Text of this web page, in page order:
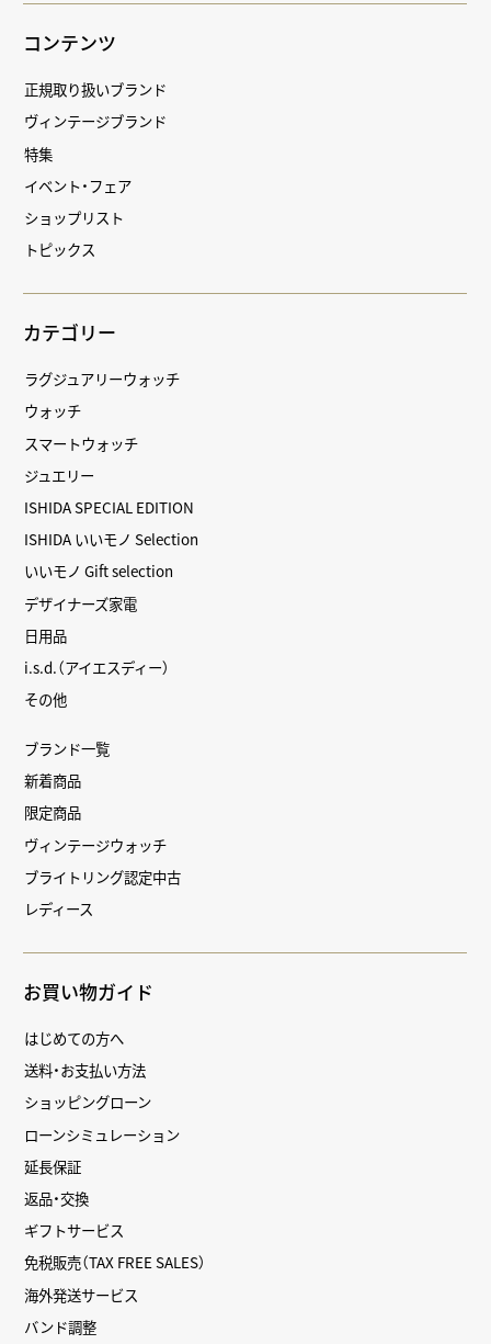
コンテンツ
正規取り扱いブランド
ヴィンテージブランド
特集
イベント・フェア
ショップリスト
トピックス
カテゴリー
ラグジュアリーウォッチ
ウォッチ
スマートウォッチ
ジュエリー
ISHIDA SPECIAL EDITION
ISHIDA いいモノ Selection
いいモノ Gift selection
デザイナーズ家電
日用品
i.s.d.（アイエスディー）
その他
ブランド一覧
新着商品
限定商品
ヴィンテージウォッチ
ブライトリング認定中古
レディース
お買い物ガイド
はじめての方へ
送料・お支払い方法
ショッピングローン
ローンシミュレーション
延長保証
返品・交換
ギフトサービス
免税販売（TAX FREE SALES）
海外発送サービス
バンド調整